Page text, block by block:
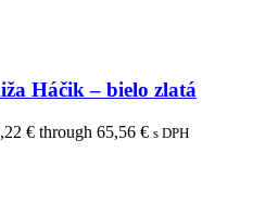
Háčik – bielo zlatá
€ through 65,56 € s DPH